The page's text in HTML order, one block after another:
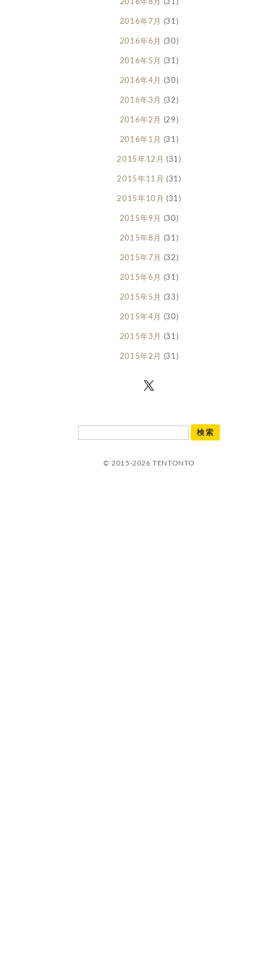
2016年8月 (31)
2016年7月 (31)
2016年6月 (30)
2016年5月 (31)
2016年4月 (30)
2016年3月 (32)
2016年2月 (29)
2016年1月 (31)
2015年12月 (31)
2015年11月 (31)
2015年10月 (31)
2015年9月 (30)
2015年8月 (31)
2015年7月 (32)
2015年6月 (31)
2015年5月 (33)
2015年4月 (30)
2015年3月 (31)
2015年2月 (31)
© 2015-2026 TENTONTO